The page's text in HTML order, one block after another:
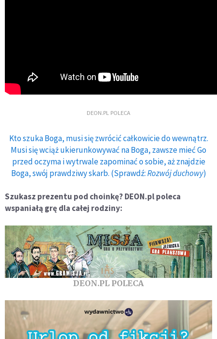
DEON.PL POLECA
Kto szuka Boga, musi się zwrócić całkowicie do wewnątrz.
Musi się wciąż ukierunkowywać na Boga, zawsze mieć Go
przed oczyma i wytrwale zapominać o sobie, aż znajdzie
Boga, swój prawdziwy skarb. (Sprawdź:Rozwój duchowy)
Szukasz prezentu pod choinkę? DEON.pl poleca
wspaniałą grę dla całej rodziny:
DEON.PL POLECA